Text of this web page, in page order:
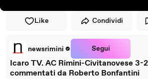
Like Condividi
newsrimini Segui
Icaro TV. AC Rimini-Civitanovese 3-
commentati da Roberto Bonfantini